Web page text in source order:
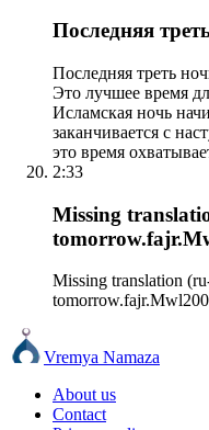
Последняя
Последняя треть
Это лучшее время
Исламская ночь
заканчивается с
это время
2:33
Missing
Missing translation
Vremya Namaza
About us
Contact